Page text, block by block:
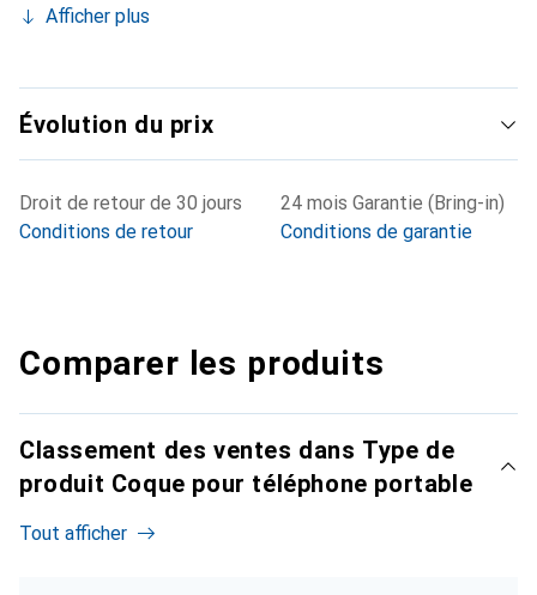
Afficher plus
Évolution du prix
Droit de retour de 30 jours
Conditions de retour
24 mois Garantie (Bring-in)
Conditions de garantie
Comparer les produits
Classement des ventes dans Type de
produit Coque pour téléphone portable
Tout afficher